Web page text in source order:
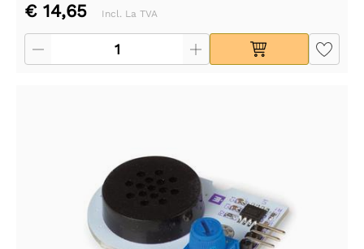
€ 14,65 Incl. La TVA